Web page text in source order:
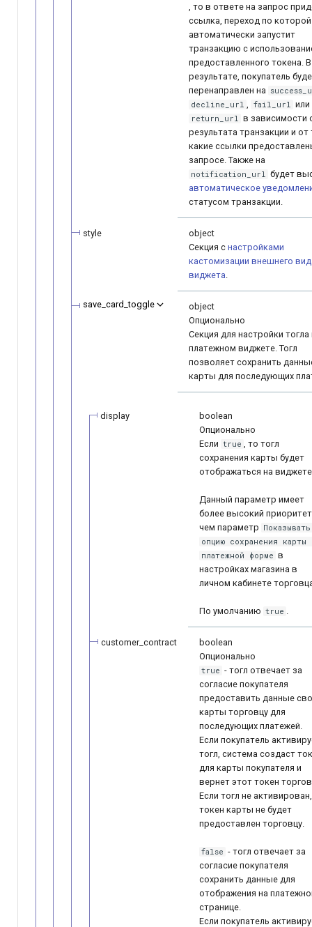
, то в ответе на запрос
ссылка, переход по которой
автоматически запустит
транзакцию c
предоставленного токена. В
результате, покупатель
перенаправлен на
decline_url
fail_url или
return_url
в зависимости
результата транзакции и от
какие ссылки
запросе. Также на
notification_url
будет
автоматическое
статусом транзакции.
style
object
Секция с настройками
кастомизации внешнего
виджета
save_card_toggle
object
Опционально
Секция для настройки тогла
платежном виджете. Тогл
позволяет сохранить
карты для последующих
display
boolean
Опционально
Если true
, то тогл
сохранения карты будет
отображаться на
Данный параметр имеет
более высокий
чем параметр Показывать
опцию сохранения карты
платежной форме в
настройках магазина в
личном кабинете
По умолчанию true
customer_contract
boolean
Опционально
true - тогл отвечает за
согласие покупателя
предоставить данные
карты торговцу для
последующих платежей.
Если покупатель
тогл, система создаст
для карты покупателя и
вернет этот токен
Если тогл не активирован,
токен карты не будет
предоставлен торговцу.
false - тогл отвечает за
согласие покупателя
сохранить данные для
отображения на
странице.
Если покупатель